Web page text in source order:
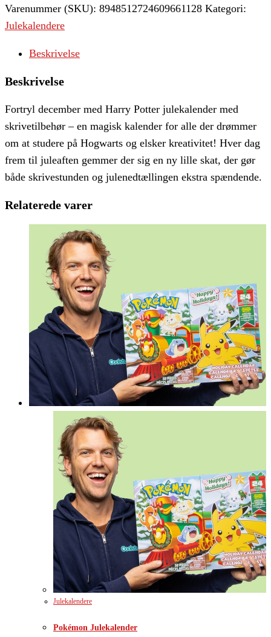
Varenummer (SKU): 8948512724609661128 Kategori:
Julekalendere
Beskrivelse
Beskrivelse
Fortryl december med Harry Potter julekalender med
skrivetilbehør – en magisk kalender for alle der drømmer
om at studere på Hogwarts og elsker kreativitet! Hver dag
frem til juleaften gemmer der sig en ny lille skat, der gør
både skrivestunden og julenedtællingen ekstra spændende.
Relaterede varer
Julekalendere
Pokémon Julekalender